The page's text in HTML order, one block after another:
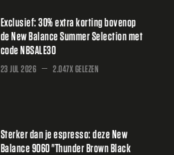
Exclusief: 30% extra korting bovenop
de New Balance Summer Selection met
code NBSALE30
23 JUL 2026 2.047X GELEZEN
Sterker dan je espresso: deze New
Balance 9060 "Thunder Brown Black